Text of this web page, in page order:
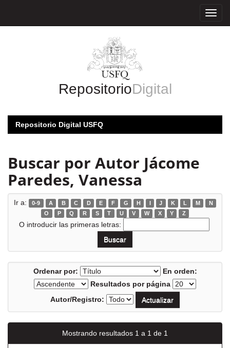
RepositorioDigital
Repositorio Digital USFQ
Buscar por Autor Jácome
Paredes, Vanessa
Ir a: 0-9 A B C D E F G H I J K L M
N
O
P Q R S T U V W X Y Z
O introducir las primeras letras:
Ordenar por:
En orden:
Resultados por página
Autor/Registro:
Mostrando resultados 1 a 1 de 1